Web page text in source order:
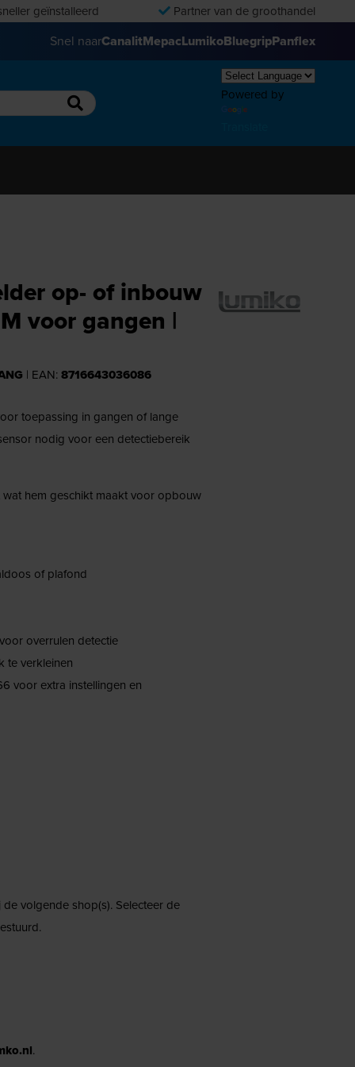
geïnstalleerd Partner van de groothandel
Snel naarCanalitMepacLumikoBluegripPanflex
Powered by
op- of inbouw
voor gangen |
| EAN: 8716643036086
toepassing in gangen of lange
nodig voor een detectiebereik
hem geschikt maakt voor opbouw
of plafond
overrulen detectie
te verkleinen
voor extra instellingen en
volgende shop(s). Selecteer de
.